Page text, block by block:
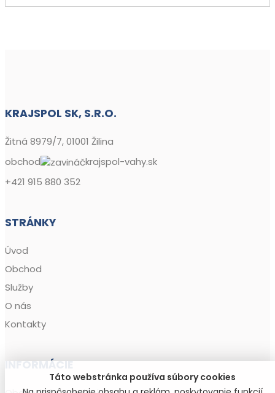
KRAJSPOL SK, S.R.O.
Žitná 8979/7, 01001 Žilina
obchod
krajspol-vahy.sk
+421 915 880 352
STRÁNKY
Úvod
Obchod
Služby
O nás
Kontakty
INFORMÁCIE
Táto webstránka používa súbory cookies